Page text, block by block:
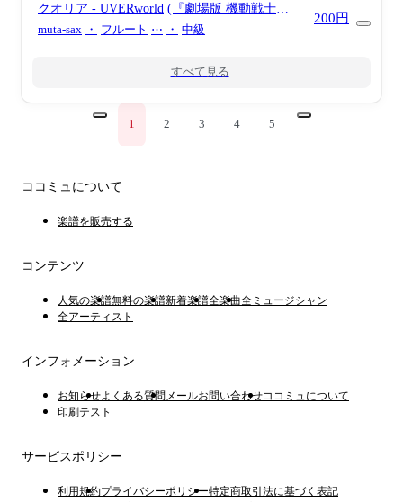
クオリア - UVERworld (『劇場版 機動戦士ガ
ンダム00 -A wakening of the Trailblazer-』 / in
muta-sax ・ フルート ⋯ ・ 中級
200円
すべて見る
1 2 3 4 5
ココミュについて
楽譜を販売する
コンテンツ
人気の楽譜無料の楽譜新着楽譜全楽曲全ミュージシャン
全アーティスト
インフォメーション
お知らせよくある質問 メールお問い合わせココミュについて
印刷テスト
サービスポリシー
利用規約プライバシーポリシー特定商取引法に基づく表記